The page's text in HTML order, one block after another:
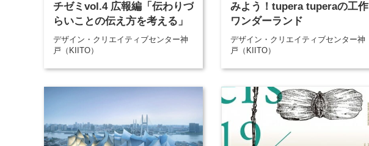
チゼミvol.4 広報編「伝わりづ
らいことの伝え方を考える」
デザイン・クリエイティブセンター神
戸（KIITO）
みよう！tupera tuperaの工作
ワンダーランド
デザイン・クリエイティブセンター神
戸（KIITO）